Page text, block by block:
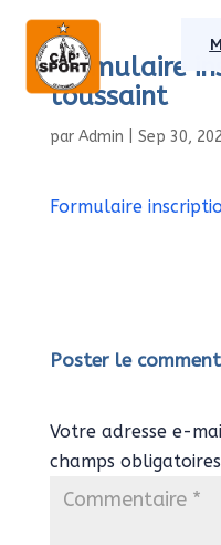
Formulaire
toussaint
par Admin Sep 30,
Formulaire
Poster le
Votre adresse e-
champs